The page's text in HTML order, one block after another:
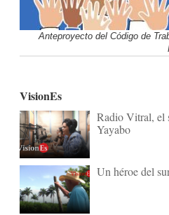
Anteproyecto del Código de
VisionEs
Radio Vitral, el
Yayabo
Un héroe del